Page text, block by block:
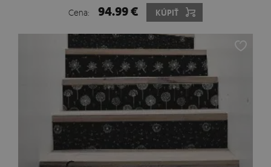
Cena: 94.99 € KÚPIŤ